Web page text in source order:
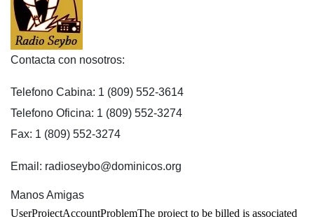
Contacta con nosotros:
Telefono Cabina: 1 (809) 552-3614
Telefono Oficina: 1 (809) 552-3274
Fax: 1 (809) 552-3274
Email: radioseybo@dominicos.org
Manos Amigas